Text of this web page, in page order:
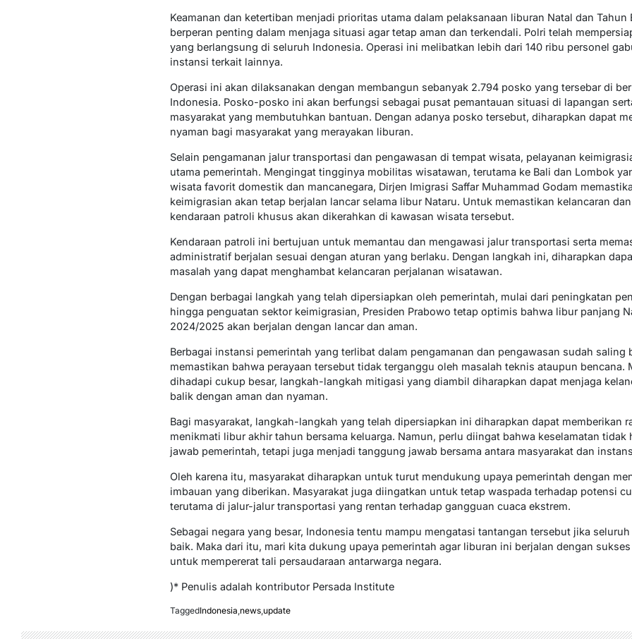
Keamanan dan ketertiban menjadi prioritas utama dalam pelaksanaan liburan Natal dan Tahun
berperan penting dalam menjaga situasi agar tetap aman dan terkendali. Polri telah
yang berlangsung di seluruh Indonesia. Operasi ini melibatkan lebih dari 140 ribu personel
instansi terkait lainnya.
Operasi ini akan dilaksanakan dengan membangun sebanyak 2.794 posko yang tersebar di
Indonesia. Posko-posko ini akan berfungsi sebagai pusat pemantauan situasi di lapangan
masyarakat yang membutuhkan bantuan. Dengan adanya posko tersebut, diharapkan dapat
nyaman bagi masyarakat yang merayakan liburan.
Selain pengamanan jalur transportasi dan pengawasan di tempat wisata, pelayanan
utama pemerintah. Mengingat tingginya mobilitas wisatawan, terutama ke Bali dan Lombok
wisata favorit domestik dan mancanegara, Dirjen Imigrasi Saffar Muhammad Godam
keimigrasian akan tetap berjalan lancar selama libur Nataru. Untuk memastikan kelancaran
kendaraan patroli khusus akan dikerahkan di kawasan wisata tersebut.
Kendaraan patroli ini bertujuan untuk memantau dan mengawasi jalur transportasi serta
administratif berjalan sesuai dengan aturan yang berlaku. Dengan langkah ini, diharapkan
masalah yang dapat menghambat kelancaran perjalanan wisatawan.
Dengan berbagai langkah yang telah dipersiapkan oleh pemerintah, mulai dari peningkatan
hingga penguatan sektor keimigrasian, Presiden Prabowo tetap optimis bahwa libur panjang
2024/2025 akan berjalan dengan lancar dan aman.
Berbagai instansi pemerintah yang terlibat dalam pengamanan dan pengawasan sudah saling
memastikan bahwa perayaan tersebut tidak terganggu oleh masalah teknis ataupun bencana.
dihadapi cukup besar, langkah-langkah mitigasi yang diambil diharapkan dapat menjaga
balik dengan aman dan nyaman.
Bagi masyarakat, langkah-langkah yang telah dipersiapkan ini diharapkan dapat memberikan
menikmati libur akhir tahun bersama keluarga. Namun, perlu diingat bahwa keselamatan tidak
jawab pemerintah, tetapi juga menjadi tanggung jawab bersama antara masyarakat dan
Oleh karena itu, masyarakat diharapkan untuk turut mendukung upaya pemerintah dengan
imbauan yang diberikan. Masyarakat juga diingatkan untuk tetap waspada terhadap potensi
terutama di jalur-jalur transportasi yang rentan terhadap gangguan cuaca ekstrem.
Sebagai negara yang besar, Indonesia tentu mampu mengatasi tantangan tersebut jika
baik. Maka dari itu, mari kita dukung upaya pemerintah agar liburan ini berjalan dengan
untuk mempererat tali persaudaraan antarwarga negara.
)* Penulis adalah kontributor Persada Institute
TaggedIndonesia,news,update